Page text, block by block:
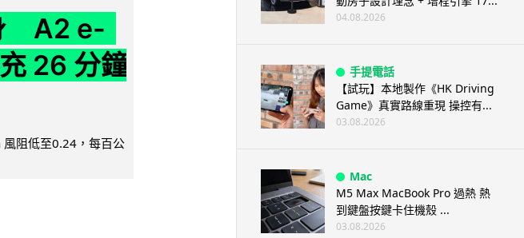
A2 e-
26 分鐘
阻低至0.24，每百公
04.08.2026
手提電話
【試玩】本地製作《HK Driving
Game》真實路線重現 操控有...
03.08.2026
Mac
M5 Max MacBook Pro 過熱 熱
到鍵盤按鍵卡住機殼 ...
03.08.2026